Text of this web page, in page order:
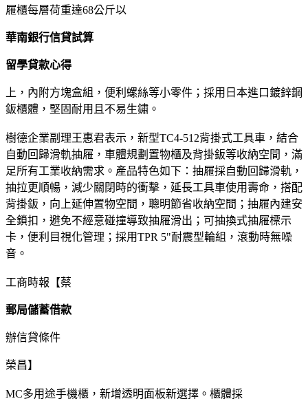
屜櫃每層荷重達68公斤以
華南銀行信貸試算
留學貸款心得
上，內附方塊盒組，便利螺絲等小零件；採用日本進口鍍鋅鋼
鈑櫃體，堅固耐用且不易生鏽。
樹德企業副理王惠君表示，新型TC4-512背掛式工具車，結合
自動回歸滑軌抽屜，車體規劃置物櫃及背掛鈑等收納空間，滿
足所有工業收納需求。產品特色如下：抽屜採自動回歸滑軌，
抽拉更順暢，減少關閉時的衝擊，延長工具車使用壽命，搭配
背掛鈑，向上延伸置物空間，聰明節省收納空間；抽屜內建安
全鎖扣，避免不經意碰撞導致抽屜滑出；可抽換式抽屜標示
卡，便利目視化管理；採用TPR 5"耐震型輪組，滾動時無噪
音。
工商時報【蔡
郵局儲蓄借款
辦信貸條件
榮昌】
MC多用途手機櫃，新增透明面板新選擇。櫃體採